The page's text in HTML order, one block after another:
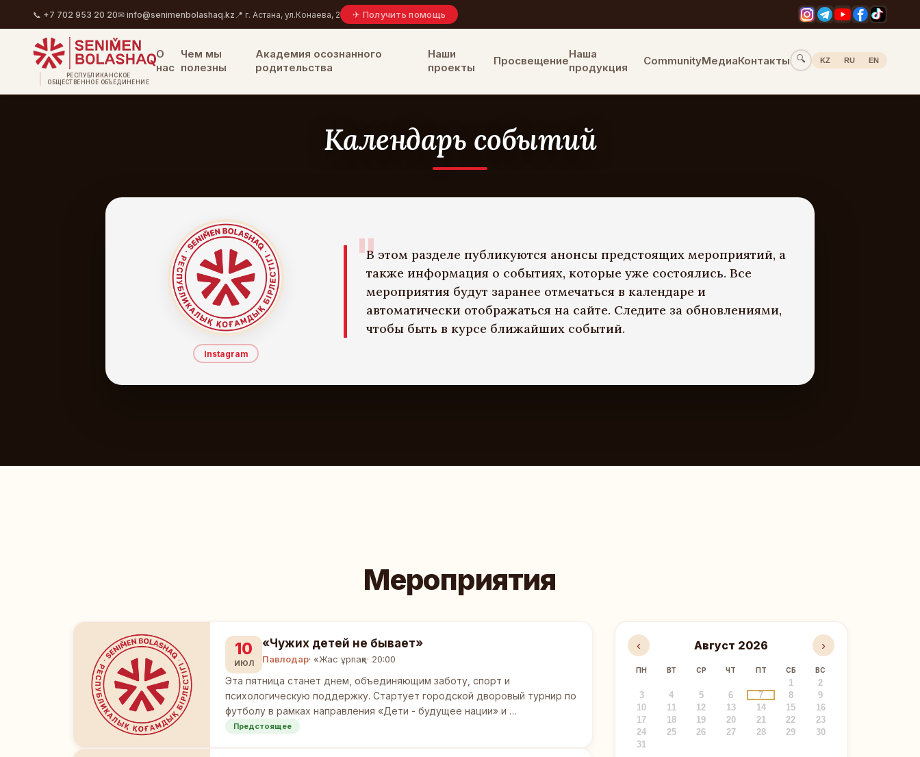
📞 +7 702 953 20 20✉ info@senimenbolashaq.kz 📍 г. Астана, ул.Конаева, 2 ✈ Получить помощь
РЕСПУБЛИКАНСКОЕ
ОБЩЕСТВЕННОЕ ОБЪЕДИНЕНИЕ
О
нас
Чем мы
полезны
Академия осознанного
родительства
Наши
проекты
Просвещение
Наша
продукция
CommunityМедиаКонтакты 🔍 KZ RU EN
Календарь событий
Instagram
"
В этом разделе публикуются анонсы предстоящих мероприятий, а
также информация о событиях, которые уже состоялись. Все
мероприятия будут заранее отмечаться в календаре и
автоматически отображаться на сайте. Следите за обновлениями,
чтобы быть в курсе ближайших событий.
Мероприятия
10
ИЮЛ
«Чужих детей не бывает»
Павлодар· «Жас ұрпақ»· 20:00
Эта пятница станет днем, объединяющим заботу, спорт и
психологическую поддержку. Стартует городской дворовый турнир по
футболу в рамках направления «Дети - будущее нации» и …
Предстоящее
‹ Август 2026 ›
ПН ВТ СР ЧТ ПТ СБ ВС
1
2
3
4 5 6 7 8
9
10
11 12 13 14 15
16
17
18 19 20 21 22
23
24
25 26 27 28 29
30
31